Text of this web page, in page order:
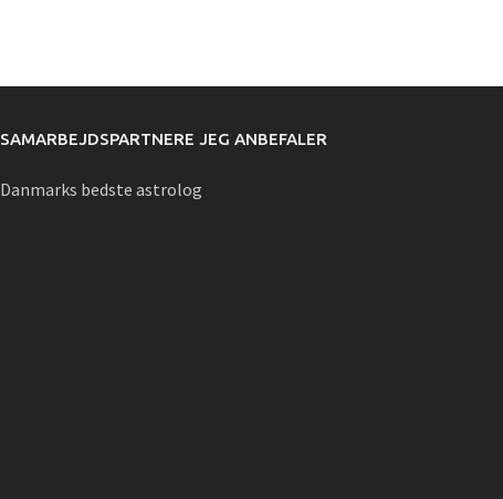
SAMARBEJDSPARTNERE JEG ANBEFALER
Danmarks bedste astrolog